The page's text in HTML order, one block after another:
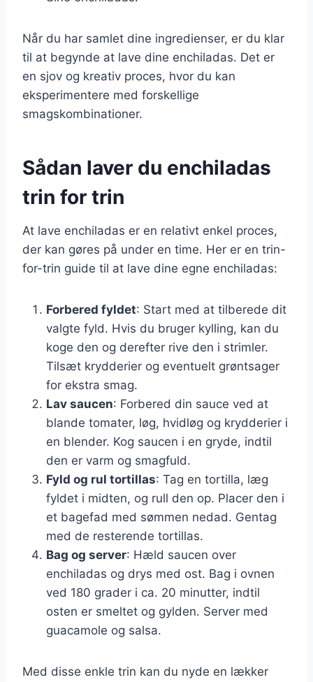
Når du har samlet dine ingredienser, er du klar
til at begynde at lave dine enchiladas. Det er
en sjov og kreativ proces, hvor du kan
eksperimentere med forskellige
smagskombinationer.
Sådan laver du enchiladas
trin for trin
At lave enchiladas er en relativt enkel proces,
der kan gøres på under en time. Her er en trin-
for-trin guide til at lave dine egne enchiladas:
Forbered fyldet: Start med at tilberede dit
valgte fyld. Hvis du bruger kylling, kan du
koge den og derefter rive den i strimler.
Tilsæt krydderier og eventuelt grøntsager
for ekstra smag.
Lav saucen: Forbered din sauce ved at
blande tomater, løg, hvidløg og krydderier i
en blender. Kog saucen i en gryde, indtil
den er varm og smagfuld.
Fyld og rul tortillas: Tag en tortilla, læg
fyldet i midten, og rull den op. Placer den i
et bagefad med sømmen nedad. Gentag
med de resterende tortillas.
Bag og server: Hæld saucen over
enchiladas og drys med ost. Bag i ovnen
ved 180 grader i ca. 20 minutter, indtil
osten er smeltet og gylden. Server med
guacamole og salsa.
Med disse enkle trin kan du nyde en lækker